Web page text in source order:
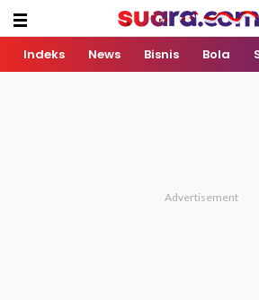
Indeks News Bisnis Bola